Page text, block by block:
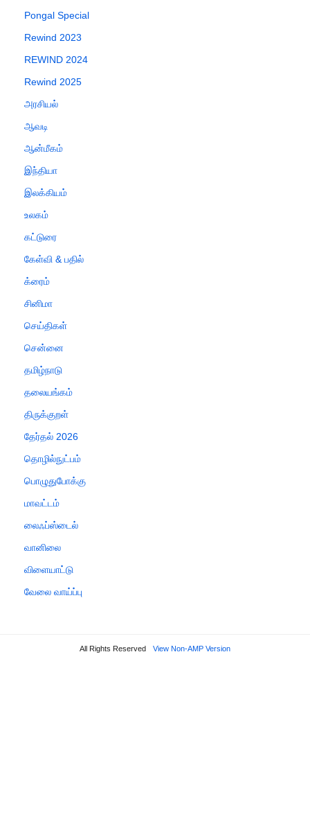
Pongal Special
Rewind 2023
REWIND 2024
Rewind 2025
அரசியல்
ஆவடி
ஆன்மீகம்
இந்தியா
இலக்கியம்
உலகம்
கட்டுரை
கேள்வி & பதில்
க்ரைம்
சினிமா
செய்திகள்
சென்னை
தமிழ்நாடு
தலையங்கம்
திருக்குறள்
தேர்தல் 2026
தொழில்நுட்பம்
பொழுதுபோக்கு
மாவட்டம்
லைஃப்ஸ்டைல்
வானிலை
விளையாட்டு
வேலை வாய்ப்பு
All Rights Reserved View Non-AMP Version